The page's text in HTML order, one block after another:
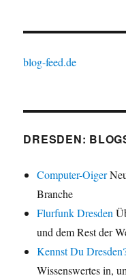
blog-feed.de
DRESDEN:
Computer-Oiger
Branche
Flurfunk Dresden
und dem Rest der
Kennst Du
Wissenswertes in,